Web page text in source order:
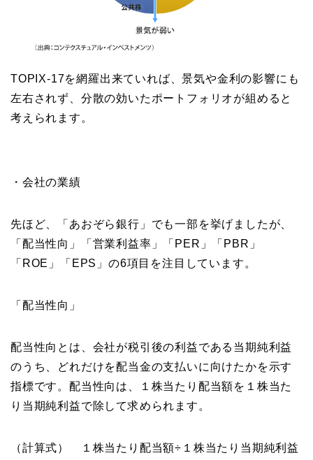
TOPIX-17を網羅出来ていれば、景気や金利の影響にも
左右されず、分散の効いたポートフォリオが組めると
考えられます。
・会社の業績
先ほど、「あおぞら銀行」でも一部を挙げましたが、
「配当性向」「営業利益率」「PER」「PBR」
「ROE」「EPS」の6項目を注目しています。
「配当性向」
配当性向とは、会社が税引後の利益である当期純利益
のうち、どれだけを配当金の支払いに向けたかを示す
指標です。配当性向は、１株当たり配当額を１株当た
り当期純利益で除して求められます。
（計算式） １株当たり配当額÷１株当たり当期純利益